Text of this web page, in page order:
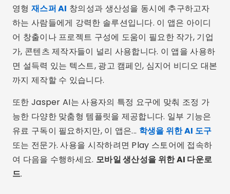
영형 재스퍼 AI 창의성과 생산성을 동시에 추구하고자
하는 사람들에게 강력한 솔루션입니다. 이 앱은 아이디
어 창출이나 프로젝트 구성에 도움이 필요한 작가, 기업
가, 콘텐츠 제작자들이 널리 사용합니다. 이 앱을 사용하
면 설득력 있는 텍스트, 광고 캠페인, 심지어 비디오 대본
까지 제작할 수 있습니다.
또한 Jasper AI는 사용자의 특정 요구에 맞춰 조정 가
능한 다양한 맞춤형 템플릿을 제공합니다. 일부 기능은
유료 구독이 필요하지만, 이 앱은... 학생을 위한 AI 도구
또는 전문가. 사용을 시작하려면 Play 스토어에 접속하
여 다음을 수행하세요. 모바일 생산성을 위한 AI 다운로
드.